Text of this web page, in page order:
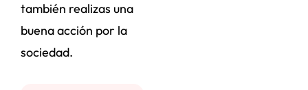
también realizas una
buena acción por la
sociedad.